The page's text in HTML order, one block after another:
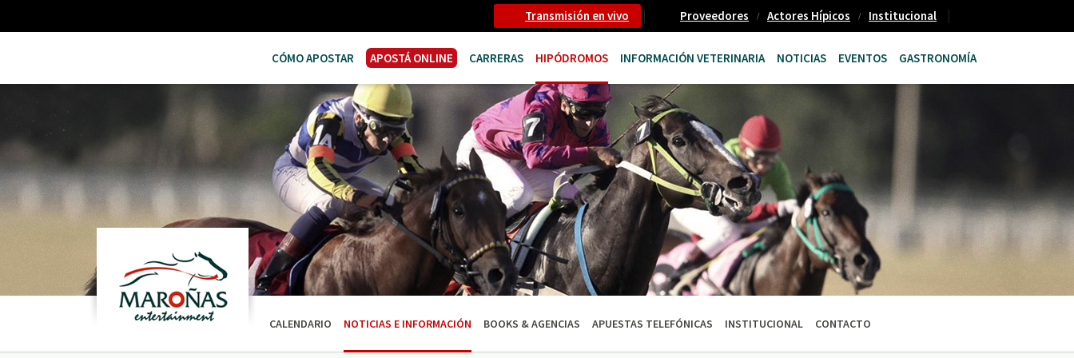
Transmisión en vivo Proveedores Actores Hípicos Institucional
CÓMO APOSTAR APOSTÁ ONLINE CARRERAS HIPÓDROMOS INFORMACIÓN VETERINARIA NOTICIAS EVENTOS GASTRONOMÍA
CALENDARIO NOTICIAS E INFORMACIÓN BOOKS & AGENCIAS APUESTAS TELEFÓNICAS INSTITUCIONAL CONTACTO